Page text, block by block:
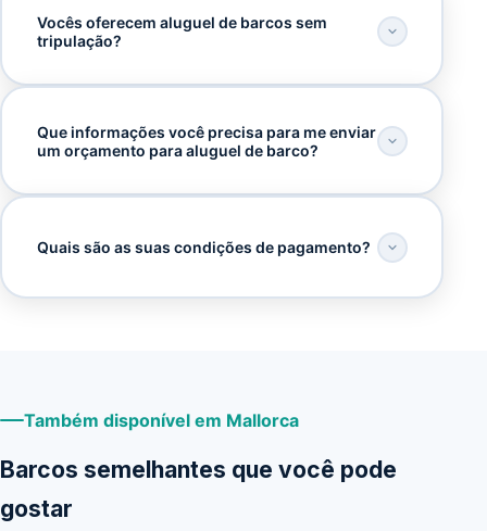
Vocês oferecem aluguel de barcos sem
tripulação?
Que informações você precisa para me enviar
um orçamento para aluguel de barco?
Quais são as suas condições de pagamento?
Também disponível em Mallorca
Barcos semelhantes que você pode
gostar